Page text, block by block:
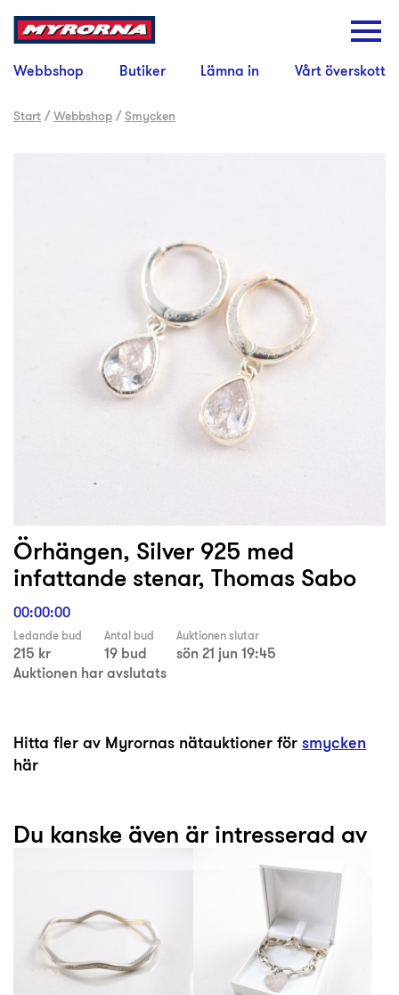
Webbshop Butiker Lämna in Vårt överskott
Start /Webbshop /Smycken
Örhängen, Silver 925 med
infattande stenar, Thomas Sabo
00:00:00
Ledande bud
215 kr
Antal bud
19 bud
Auktionen slutar
sön 21 jun 19:45
Auktionen har avslutats
Hitta fler av Myrornas nätauktioner försmycken
här
Du kanske även är intresserad av